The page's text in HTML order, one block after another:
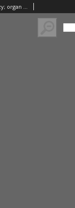
Ziemianin. Tygodnik przemysłowo-rolniczy; organ Centralnego Towarzystwa Gospodarczego w Wielkiem Księstwie Poznańskiem 1901.12.14 R.51 Nr50